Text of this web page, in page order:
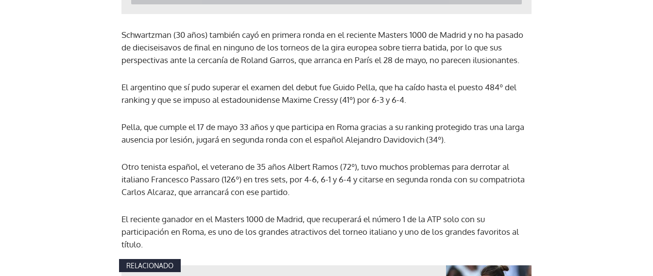
Gracias por suscribirte a nuestro boletín.
Schwartzman (30 años) también cayó en primera ronda en el reciente Masters 1000 de Madrid y no ha pasado
de dieciseisavos de final en ninguno de los torneos de la gira europea sobre tierra batida, por lo que sus
perspectivas ante la cercanía de Roland Garros, que arranca en París el 28 de mayo, no parecen ilusionantes.
El argentino que sí pudo superar el examen del debut fue Guido Pella, que ha caído hasta el puesto 484º del
ranking y que se impuso al estadounidense Maxime Cressy (41º) por 6-3 y 6-4.
Pella, que cumple el 17 de mayo 33 años y que participa en Roma gracias a su ranking protegido tras una larga
ausencia por lesión, jugará en segunda ronda con el español Alejandro Davidovich (34º).
Otro tenista español, el veterano de 35 años Albert Ramos (72º), tuvo muchos problemas para derrotar al
italiano Francesco Passaro (126º) en tres sets, por 4-6, 6-1 y 6-4 y citarse en segunda ronda con su compatriota
Carlos Alcaraz, que arrancará con ese partido.
El reciente ganador en el Masters 1000 de Madrid, que recuperará el número 1 de la ATP solo con su
participación en Roma, es uno de los grandes atractivos del torneo italiano y uno de los grandes favoritos al
título.
RELACIONADO